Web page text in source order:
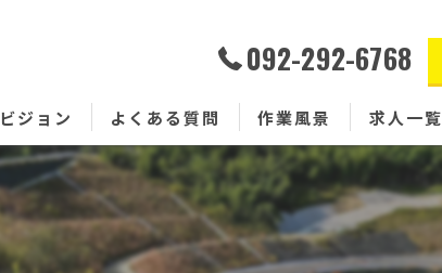
092-292-6768
ビジョン よくある質問 作業風景 求人一覧